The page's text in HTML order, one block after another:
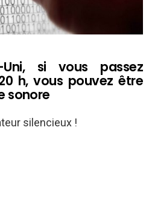
si vous passez
h, vous pouvez être
sonore
silencieux !